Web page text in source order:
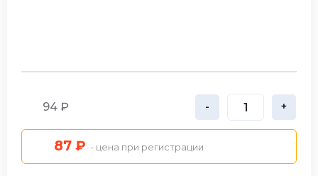
94 ₽ - +
87 ₽ - цена при регистрации